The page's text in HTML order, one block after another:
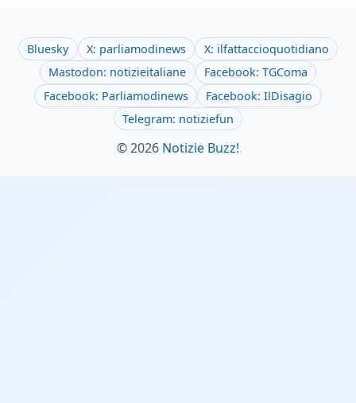
Bluesky X: parliamodinews
X: ilfattaccioquotidiano
Mastodon: notizieitaliane
Facebook: TGComa
Facebook: Parliamodinews
Facebook: IlDisagio
Telegram: notiziefun
© 2026 Notizie Buzz!